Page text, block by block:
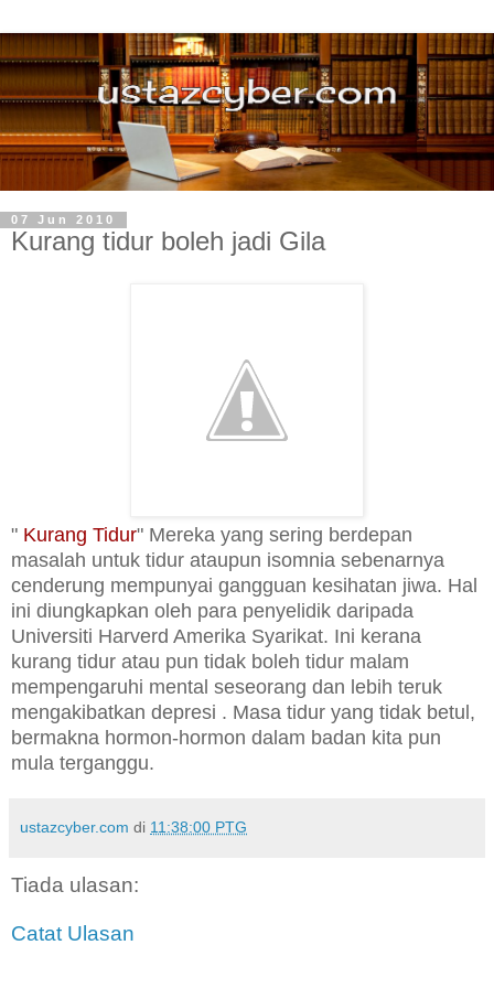
07 Jun 2010
Kurang tidur boleh jadi Gila
" Kurang Tidur" Mereka yang sering berdepan
masalah untuk tidur ataupun isomnia sebenarnya
cenderung mempunyai gangguan kesihatan jiwa. Hal
ini diungkapkan oleh para penyelidik daripada
Universiti Harverd Amerika Syarikat. Ini kerana
kurang tidur atau pun tidak boleh tidur malam
mempengaruhi mental seseorang dan lebih teruk
mengakibatkan depresi . Masa tidur yang tidak betul,
bermakna hormon-hormon dalam badan kita pun
mula terganggu.
ustazcyber.com di 11:38:00 PTG
Tiada ulasan:
Catat Ulasan